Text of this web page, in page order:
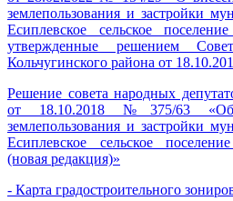
землепользования и застройки
Есиплевское сельское
утвержденные решением
Кольчугинского района от
Решение совета народных
от 18.10.2018 №375/63 «Об
землепользования и застройки
Есиплевское сельское
(новая редакция)»
- Карта градостроительного